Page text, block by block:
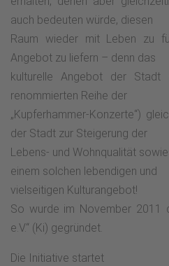
auch bedeuten würde, diesen
Raum wieder mit Leben zu
Angebot zu liefern – denn das
kulturelle Angebot der
renommierten Reihe der
„Kupferhammer-Konzerte“)
der Stadt zur Steigerung der
Lebens- und Wohnqualität
einem solchen lebendigen und
vielseitigen Kulturangebot!
So wurde im November 2011
e.V.“ (Ki) gegründet.
Die Initiative startet